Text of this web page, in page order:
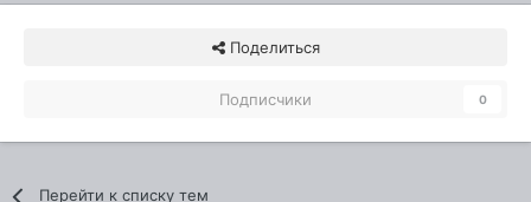
Поделиться
Подписчики 0
Перейти к списку тем